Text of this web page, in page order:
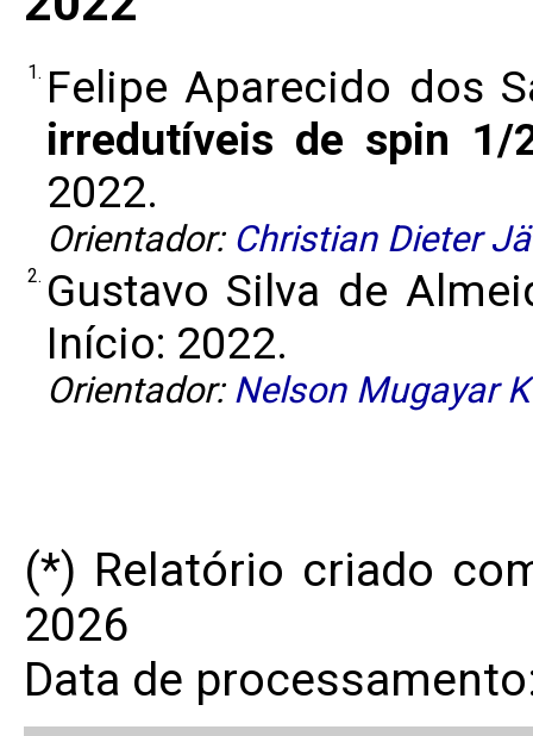
1. Felipe Aparecido dos
irredutíveis de spin 1/
2022.
Orientador: Christian Dieter
2. Gustavo Silva de
Início: 2022.
Orientador: Nelson Mugayar
(*) Relatório criado
2026
Data de